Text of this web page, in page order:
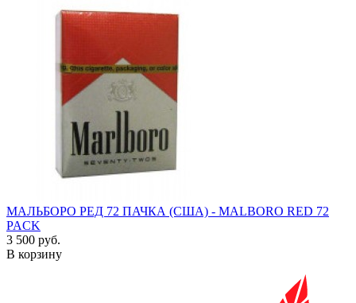
МАЛЬБОРО РЕД 72 ПАЧКА (США) - MALBORO RED 72
PACK
3 500 руб.
В корзину